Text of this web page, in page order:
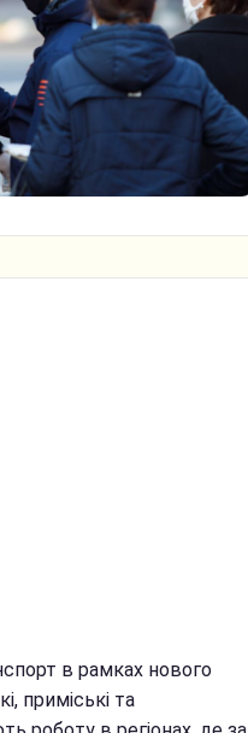
в рамках нового
приміські та